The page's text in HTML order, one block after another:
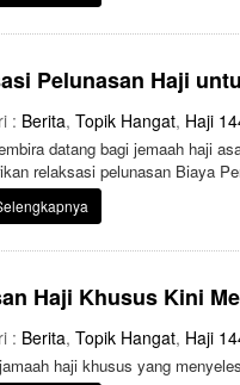
Pelunasan Haji
: Berita, Topik Hangat, Haji
datang bagi jemaah haji
relaksasi pelunasan Biaya
Haji Khusus Kini
: Berita, Topik Hangat, Haji
haji khusus yang